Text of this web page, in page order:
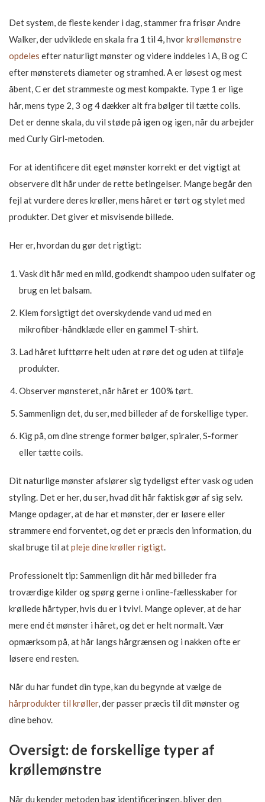
Det system, de fleste kender i dag, stammer fra frisør Andre
Walker, der udviklede en skala fra 1 til 4, hvorkrøllemønstre
opdeles efter naturligt mønster og videre inddeles i A, B og C
efter mønsterets diameter og stramhed. A er løsest og mest
åbent, C er det strammeste og mest kompakte. Type 1 er lige
hår, mens type 2, 3 og 4 dækker alt fra bølger til tætte coils.
Det er denne skala, du vil støde på igen og igen, når du arbejder
med Curly Girl-metoden.
For at identificere dit eget mønster korrekt er det vigtigt at
observere dit hår under de rette betingelser. Mange begår den
fejl at vurdere deres krøller, mens håret er tørt og stylet med
produkter. Det giver et misvisende billede.
Her er, hvordan du gør det rigtigt:
Vask dit hår med en mild, godkendt shampoo uden sulfater og
brug en let balsam.
Klem forsigtigt det overskydende vand ud med en
mikrofiber-håndklæde eller en gammel T-shirt.
Lad håret lufttørre helt uden at røre det og uden at tilføje
produkter.
Observer mønsteret, når håret er 100% tørt.
Sammenlign det, du ser, med billeder af de forskellige typer.
Kig på, om dine strenge former bølger, spiraler, S-former
eller tætte coils.
Dit naturlige mønster afslører sig tydeligst efter vask og uden
styling. Det er her, du ser, hvad dit hår faktisk gør af sig selv.
Mange opdager, at de har et mønster, der er løsere eller
strammere end forventet, og det er præcis den information, du
skal bruge til atpleje dine krøller rigtigt.
Professionelt tip: Sammenlign dit hår med billeder fra
troværdige kilder og spørg gerne i online-fællesskaber for
krøllede hårtyper, hvis du er i tvivl. Mange oplever, at de har
mere end ét mønster i håret, og det er helt normalt. Vær
opmærksom på, at hår langs hårgrænsen og i nakken ofte er
løsere end resten.
Når du har fundet din type, kan du begynde at vælge de
hårprodukter til krøller, der passer præcis til dit mønster og
dine behov.
Oversigt: de forskellige typer af
krøllemønstre
Når du kender metoden bag identificeringen, bliver den